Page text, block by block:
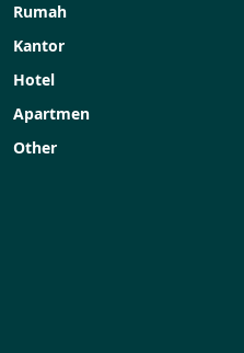
Rumah
Kantor
Hotel
Apartmen
Other